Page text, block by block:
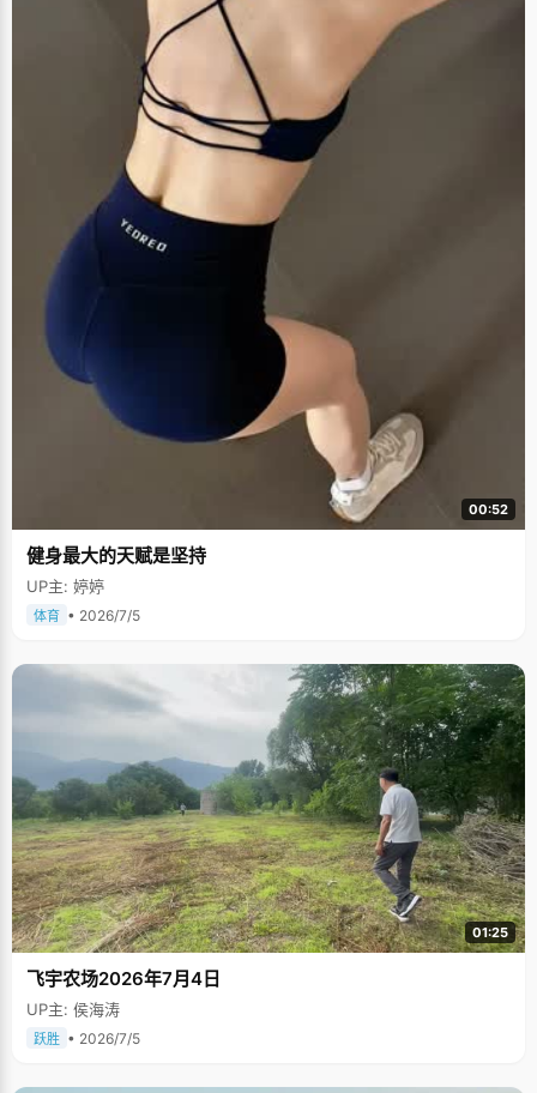
00:52
健身最大的天赋是坚持
UP主: 婷婷
体育 • 2026/7/5
01:25
飞宇农场2026年7月4日
UP主: 侯海涛
跃胜 • 2026/7/5